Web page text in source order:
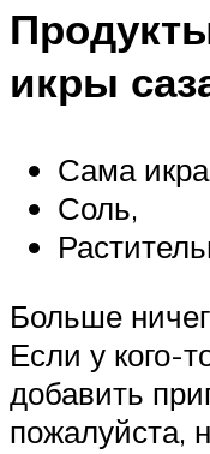
икры
Сама
Соль,
Больше
Если у кого-
добавить
пожалуйста,